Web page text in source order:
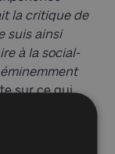
la critique de
suis ainsi
à la social-
sur ce qui
en
il d’une